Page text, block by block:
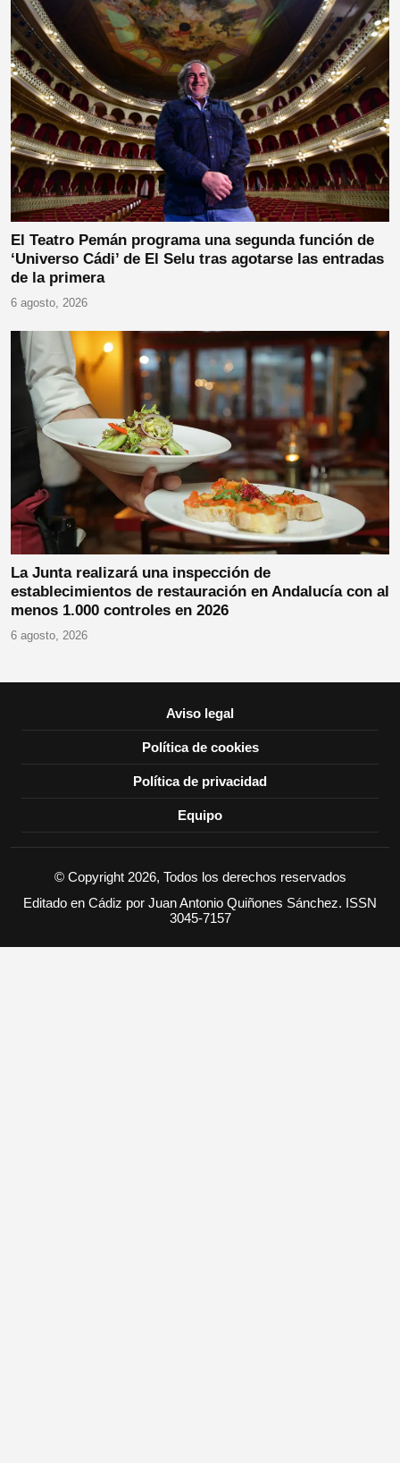
El Teatro Pemán programa una segunda función de
‘Universo Cádi’ de El Selu tras agotarse las entradas
de la primera
6 agosto, 2026
La Junta realizará una inspección de
establecimientos de restauración en Andalucía con al
menos 1.000 controles en 2026
6 agosto, 2026
Aviso legal
Política de cookies
Política de privacidad
Equipo
© Copyright 2026, Todos los derechos reservados
Editado en Cádiz por Juan Antonio Quiñones Sánchez. ISSN
3045-7157